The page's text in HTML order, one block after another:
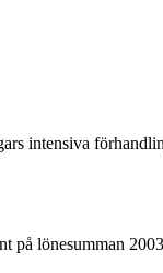
intensiva
på lönesumman